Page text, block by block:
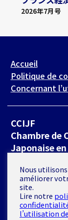
2026年7月号
Accueil
Politique de
Concernant
CCIJF
Chambre de
Japonaise en
19 rue de
*L’accès se
E-mail :
Nous
améliorer
site.
Lire notre
l’utilisation